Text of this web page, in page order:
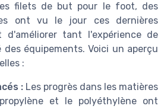
filets de but pour le foot, des
ont vu le jour ces dernières
d'améliorer tant l'expérience de
équipements. Voici un aperçu
:
: Les progrès dans les matières
et le polyéthylène ont